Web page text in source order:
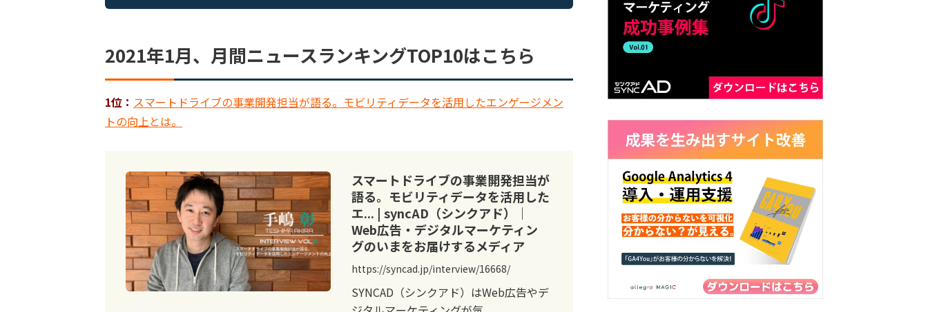
2021年1月、月間ニュースランキングTOP10はこちら
1位： スマートドライブの事業開発担当が語る。モビリティデータを活用したエンゲージメン
トの向上とは。
スマートドライブの事業開発担当が
語る。モビリティデータを活用した
エ... | syncAD（シンクアド）｜
Web広告・デジタルマーケティン
グのいまをお届けするメディア
https://syncad.jp/interview/16668/
SYNCAD（シンクアド）はWeb広告やデ